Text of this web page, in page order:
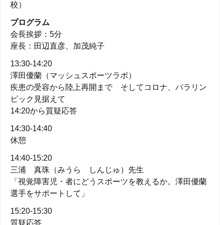
校）
プログラム
会長挨拶：5分
座長：田辺直彦、加茂純子
13:30-14:20
澤田優蘭（マッシュスポーツラボ）
疾患の受容から陸上再開まで そしてコロナ、パラリン
ピック見据えて
14:20から質疑応答
14:30-14:40
休憩
14:40-15:20
三浦 真珠（みうら しんじゅ）先生
「視覚障害児・者にどうスポーツを教えるか。澤田優蘭
選手をサポートして」
15:20-15:30
質疑応答